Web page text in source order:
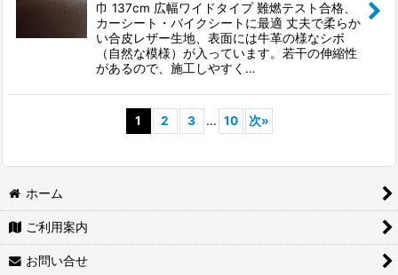
巾 137cm 広幅ワイドタイプ 難燃テスト合格、
カーシート・バイクシートに最適 丈夫で柔らか
い合皮レザー生地、表面には牛革の様なシボ
（自然な模様）が入っています。若干の伸縮性
があるので、施工しやすく…
1 2 3 ... 10 次»
ホーム
ご利用案内
お問い合せ